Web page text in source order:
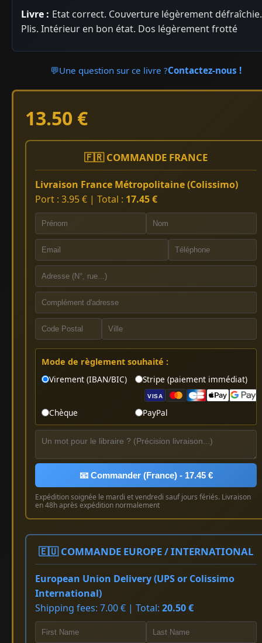
Livre : Etat correct. Couverture légèrement défraîchie.
Plis. Intérieur en bon état. Dos légèrement frotté
💬Une question sur ce livre ?Contactez-nous !
13.50 €
🇫🇷 COMMANDE FRANCE
Livraison France Métropolitaine (Colissimo)
Port : 3.95 € | Total : 17.45 €
Mode de règlement souhaité :
Virement (IBAN/BIC)
Stripe (paiement immédiat)
VISA
Chèque PayPal
📧 Commander (France) - 17.45 €
Expédition soignée le mardi et vendredi sauf jours fériés. Livraison
en 48h après expédition normalement
🇪🇺 COMMANDE EUROPE / INTERNATIONAL
European Union Delivery (UPS or Colissimo
International)
Shipping fees: 7.00 € | Total: 20.50 €